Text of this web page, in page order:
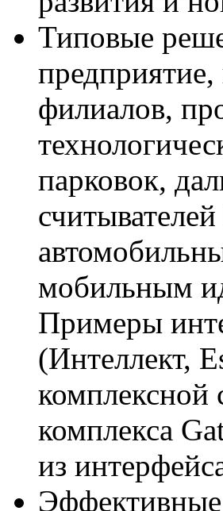
Типовые
филиалов,
парковок,
мобильным
Примеры
(Интеллект,
комплексной
комплекса
из